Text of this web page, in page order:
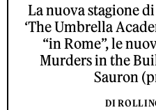
La nuova stagione di
‘The Umbrella
“in Rome”, le
Murders in the
Sauron
DI